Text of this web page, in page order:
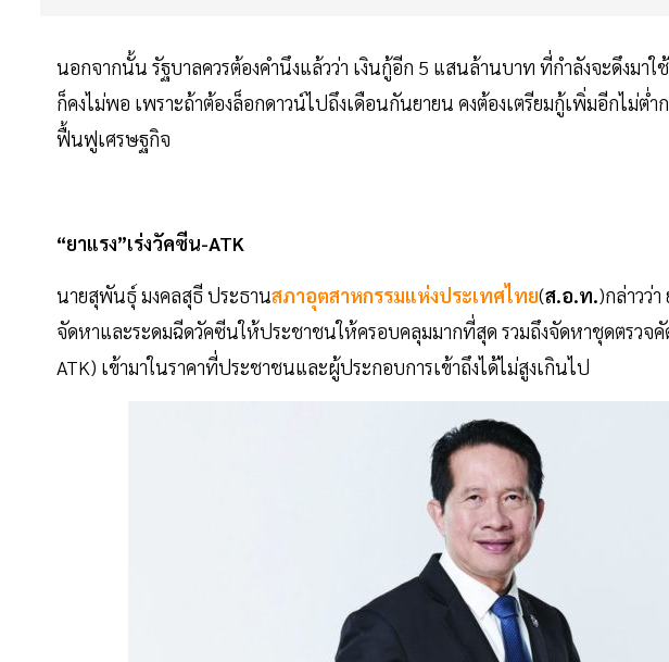
นอกจากนั้น รัฐบาลควรต้องคำนึงแล้วว่า เงินกู้อีก 5 แสนล้านบาท ที่กำลังจะดึงมา
ก็คงไม่พอ เพราะถ้าต้องล็อกดาวน์ไปถึงเดือนกันยายน คงต้องเตรียมกู้เพิ่มอีกไม่ต่
ฟื้นฟูเศรษฐกิจ
“ยาแรง”เร่งวัคซีน-ATK
นายสุพันธุ์ มงคลสุธี ประธานสภาอุตสาหกรรมแห่งประเทศไทย(ส.อ.ท.)กล่าวว่
จัดหาและระดมฉีดวัคซีนให้ประชาชนให้ครอบคลุมมากที่สุด รวมถึงจัดหาชุดตรวจคั
ATK) เข้ามาในราคาที่ประชาชนและผู้ประกอบการเข้าถึงได้ไม่สูงเกินไป